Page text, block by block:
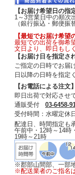
【お届け希望日の指
1～3営業日中の順次
（銀行振込・郵便振
【最短でお届け希望
最短での出荷を御希
文日より、即日もし
【お届け日を指定さ
ご指定の日時でお届
日以降の日時を指定
【お電話による注文】
即日出荷で対応させ
通販受付 03-6458-
受付時間：水曜定休
配達日、時間指定も
午前中・12時～14時
19時～21時
※郡部山間部、一部
※配送業者のご指名